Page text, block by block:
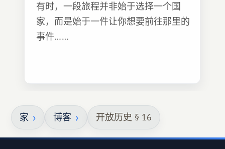
有时，一段旅程并非始于选择一个国
家，而是始于一件让你想要前往那里的
事件……
家 博客 开放历史 § 16